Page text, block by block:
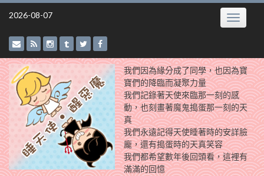
Skip
2026-08-07 Toggle
我們因為緣分成了同學，也因為寶
寶們的降臨而凝聚力量
我們記錄著天使來臨那一刻的感
動，也刻畫著魔鬼搗蛋那一刻的天
真
我們永遠記得天使睡著時的安詳臉
龐，還有搗蛋時的天真笑容
我們都希望數年後回頭看，這裡有
滿滿的回憶